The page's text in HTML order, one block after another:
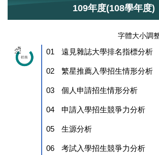
109年度(108學年度)
字體大小調
01 遠見雜誌大學排名指標分析
02 繁星推薦入學招生情形分析
03 個人申請招生情形分析
04 申請入學招生競爭力分析
05 生源分析
06 考試入學招生競爭力分析